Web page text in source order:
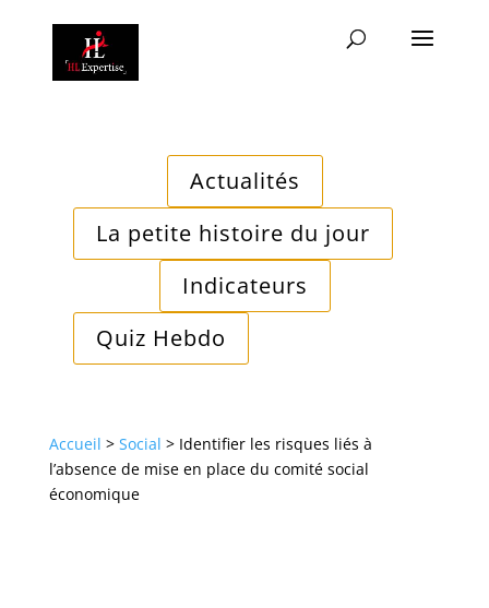
Actualités
La petite histoire du jour
Indicateurs
Quiz Hebdo
Accueil > Social > Identifier les risques liés à
l’absence de mise en place du comité social
économique